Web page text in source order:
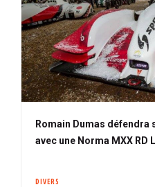
Romain Dumas défendra
avec une Norma MXX RD
DIVERS